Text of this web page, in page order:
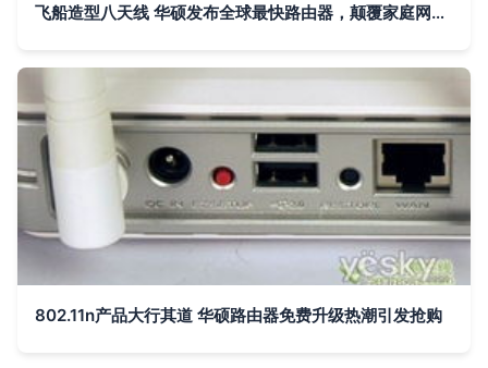
飞船造型八天线 华硕发布全球最快路由器，颠覆家庭网络体验
802.11n产品大行其道 华硕路由器免费升级热潮引发抢购